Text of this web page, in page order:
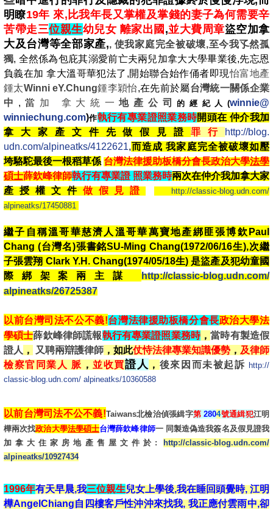
明瞭19年 來,比我年長又掌權及掌錢的妻子為何需要辛
苦帶走三位親生幼兒女 離家出國 ,並大費周章盜空加拿
大及台灣等全部家產,, 使我家庭完全被破壞,至今我孓然孤
獨, 全然係為包庇其溺愛前亡夫兩兒加拿大大學畢業後,先忘恩
負義在加 拿大溫哥華犯法了 ,開始聯合始作俑者即現怡富地產
鍾太Winni eY.Chung鍾李穎怡,在先前於屬台灣統一關係企業
中 , 當 加 拿大統一地產公司的經紀人(winnie@
winniechung.com)作執行有專業證照業務時開頭在 仲介我加
拿大家產文件先做假見證罪行
http://blog.
udn.com/alpineatks/4122621,而造成 我家庭完全被破壞如壓
垮駱駝最後一根稻草係 台灣法律援助板橋分會長政治大學法學
碩士薛欽峰律師執行有專業證 照業務時兩次在仲介我加拿大家
產授權文件 做假見證
http://classic-blog.udn.com/
alpineatks/17450881
繼子自稱溫哥華慈濟人溫哥華萬寶地產綁匪張博欽Paul
Chang (台灣名)張書銘SU-Ming Chang(1972/06/16生),次繼
子張雲翔 Clark Y.H. Chang(1974/05/18生) 是盜產及犯幼童國
際綁架案兩主謀 http://classic-blog.udn.com/
alpineatks/26725387
以前台灣司法不公不義!台灣法律援助板橋分會長政治大學法
學碩士薛欽峰律師謊報執行有專業證照業務時 ，當時有製造假
證人 ， 又聘兩辯護律師 ，如此仗恃法律專業知識優勢 ， 及律師
檢察官同業人 脈 ， 並收買證人 ， 後來因而未被起訴 http://
classic-blog.udn.com/ alpineatks/10360588
以前台灣司法不公不義!Taiwans北檢治偵張緝字第 2804號通緝犯江明
樺兩次找政治大學法學碩士台灣薛欽峰律師一 同製造偽造我簽名及假見證我
加拿大住家房地產售屋文件於: http://classic-blog.udn.com/
alpineatks/10927434
1996年有天早晨,我三位親生兒女上學後,我在睡回頭覺時, 江明
樺AngelChiang自四樓客戶性沖沖來找我, 我正應付雲雨中,卻